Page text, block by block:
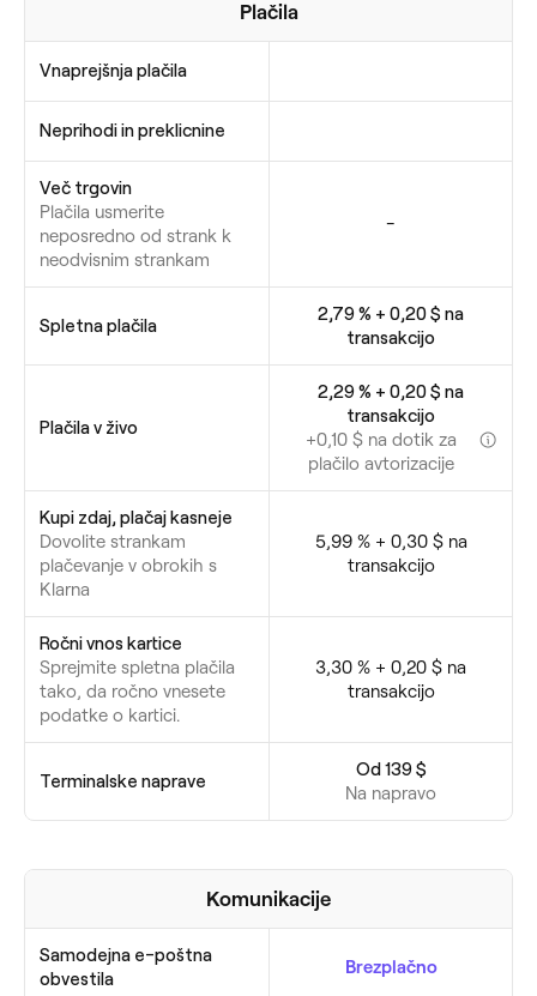
Plačila
Vnaprejšnja plačila
Neprihodi in preklicnine
Več trgovin
Plačila usmerite
neposredno od strank k
neodvisnim strankam
-
Spletna plačila
2,79 % + 0,20 $ na
transakcijo
Plačila v živo
2,29 % + 0,20 $ na
transakcijo
+0,10 $ na dotik za
plačilo avtorizacije
Kupi zdaj, plačaj kasneje
Dovolite strankam
plačevanje v obrokih s
Klarna
5,99 % + 0,30 $ na
transakcijo
Ročni vnos kartice
Sprejmite spletna plačila
tako, da ročno vnesete
podatke o kartici.
3,30 % + 0,20 $ na
transakcijo
Terminalske naprave
Od 139 $
Na napravo
Komunikacije
Samodejna e-poštna
obvestila
Brezplačno